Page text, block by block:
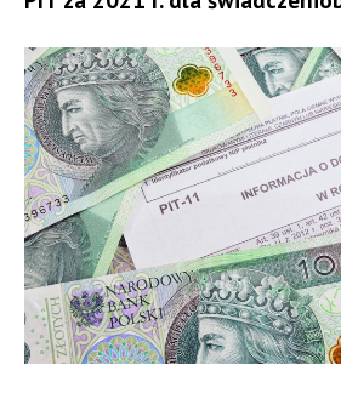
Podczas dzisiejszej uroczystości
16 laureatów wojewódzkich. Jak
nagrodą był ciągnik rolniczy
KRUS. Otrzymali go Grażyna i
właściciele gospodarstwa
za najlepsze w kraju pod
i higieny pracy.